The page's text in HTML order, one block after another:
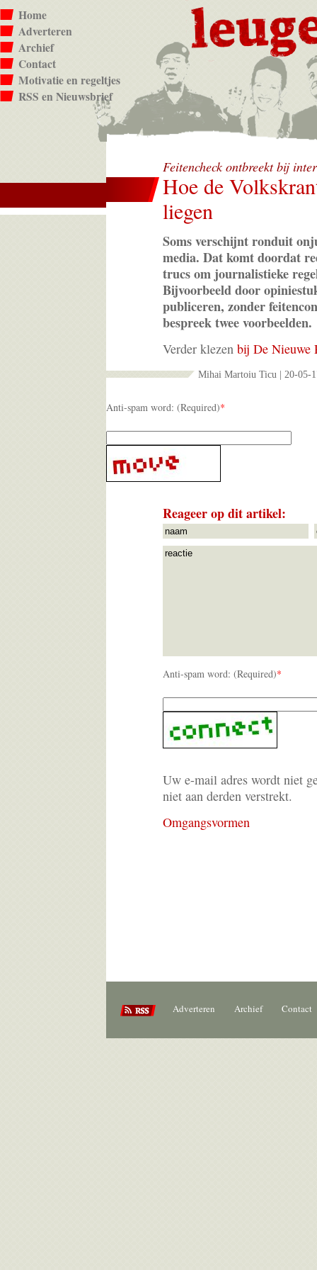
Home
Adverteren
Archief
Contact
Motivatie en regeltjes
RSS en Nieuwsbrief
Feitencheck ontbreekt bij
Hoe de
liegen
Soms verschijnt ronduit
media. Dat komt doordat
trucs om journalistieke
Bijvoorbeeld door
publiceren, zonder
bespreek twee voorbeelden.
Verder klezen bij De Nieuwe
Mihai Martoiu Ticu | 20-05-
Anti-spam word: (Required)*
Reageer op dit artikel:
Anti-spam word: (Required)*
Uw e-mail adres wordt niet
niet aan derden verstrekt.
Omgangsvormen
Adverteren Archief Contact